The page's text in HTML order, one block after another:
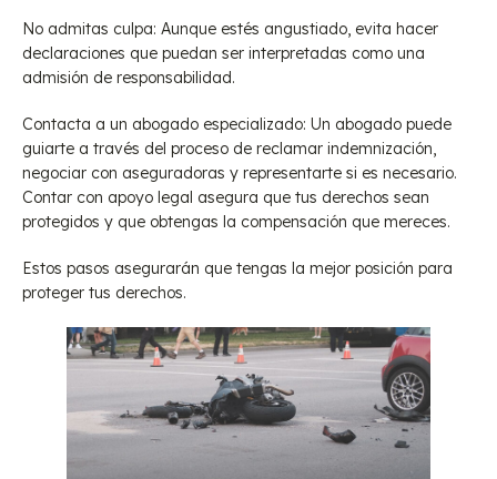
No admitas culpa: Aunque estés angustiado, evita hacer
declaraciones que puedan ser interpretadas como una
admisión de responsabilidad.
Contacta a un abogado especializado: Un abogado puede
guiarte a través del proceso de reclamar indemnización,
negociar con aseguradoras y representarte si es necesario.
Contar con apoyo legal asegura que tus derechos sean
protegidos y que obtengas la compensación que mereces.
Estos pasos asegurarán que tengas la mejor posición para
proteger tus derechos.